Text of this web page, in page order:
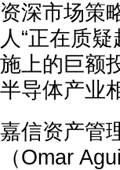
资深市场策
人“正在质
施上的巨额
半导体产业
嘉信资产管
（Omar